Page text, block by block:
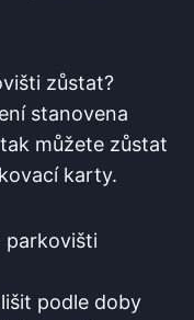
zůstat?
stanovena
můžete zůstat
karty.
parkovišti
podle doby